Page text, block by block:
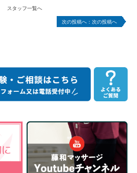
スタッフ一覧へ
次の投稿へ